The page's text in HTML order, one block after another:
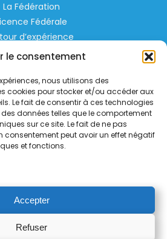
le consentement
nous utilisons des
cookies pour stocker et/ou accéder aux
Le fait de consentir à ces technologies
données telles que le comportement
sur ce site. Le fait de ne pas
consentement peut avoir un effet négatif
et fonctions.
Accepter
Refuser
La Fédération
Fédérale
d’expérience
Espace Privé
Liens Utiles
de Lognes Emerainville
77185 LOGNES